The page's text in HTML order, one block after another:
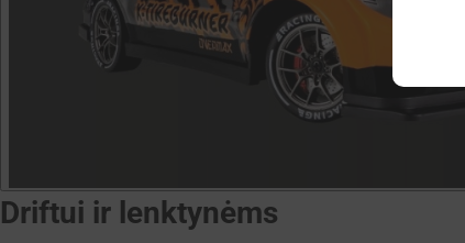
Driftui ir lenktynėms